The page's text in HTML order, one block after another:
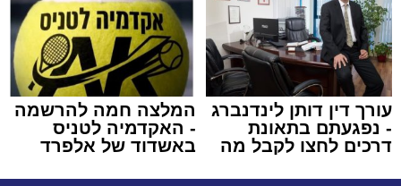
עורך דין דותן לינדנברג
- נפגעתם בתאונת
דרכים לחצו לקבל מה
המלצה חמה להרשמה
- האקדמיה לטניס
באשדוד של אלפרד